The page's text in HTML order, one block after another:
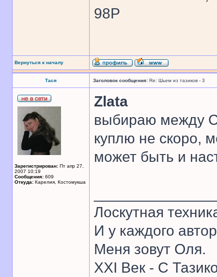
98P
Вернуться к началу
Тася Заголовок сообщения: Re: Шьем из тазиков - 3
Зарегистрирован: Пт апр 27,
2007 10:19
Сообщения: 609
Откуда: Карелия, Костомукша
Zlata
выбираю между
куплю не скоро,
может быть и
Лоскутная
И у каждого
Меня зовут Оля.
XXI Век - С